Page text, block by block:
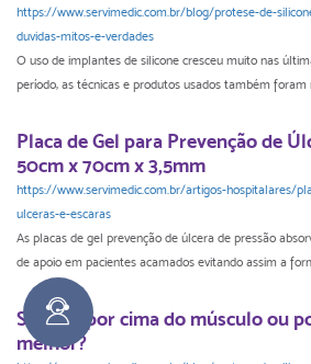
https://www.servimedic.com.br/blog/protese-de-
duvidas-mitos-e-verdades
O uso de implantes de silicone cresceu muito nas
período, as técnicas e produtos usados também foram
Placa de Gel para Prevenção de
50cm x 70cm x 3,5mm
https://www.servimedic.com.br/artigos-hospitalares/
ulceras-e-escaras
As placas de gel prevenção de úlcera de pressão
de apoio em pacientes acamados evitando assim a
Silicone por cima do músculo ou
melhor?